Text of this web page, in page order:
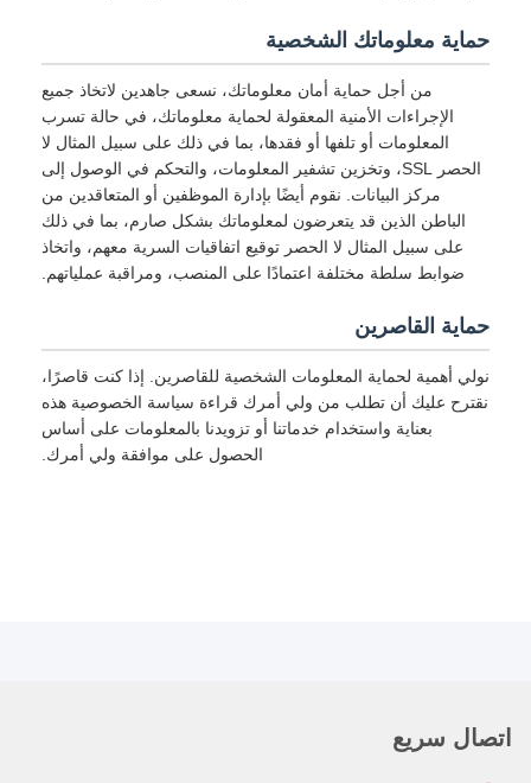
حماية معلوماتك الشخصية
من أجل حماية أمان معلوماتك، نسعى جاهدين لاتخاذ جميع
الإجراءات الأمنية المعقولة لحماية معلوماتك، في حالة تسرب
المعلومات أو تلفها أو فقدها، بما في ذلك على سبيل المثال لا
الحصر SSL، وتخزين تشفير المعلومات، والتحكم في الوصول إلى
مركز البيانات. نقوم أيضًا بإدارة الموظفين أو المتعاقدين من
الباطن الذين قد يتعرضون لمعلوماتك بشكل صارم، بما في ذلك
على سبيل المثال لا الحصر توقيع اتفاقيات السرية معهم، واتخاذ
ضوابط سلطة مختلفة اعتمادًا على المنصب، ومراقبة عملياتهم.
حماية القاصرين
نولي أهمية لحماية المعلومات الشخصية للقاصرين. إذا كنت قاصرًا،
نقترح عليك أن تطلب من ولي أمرك قراءة سياسة الخصوصية هذه
بعناية واستخدام خدماتنا أو تزويدنا بالمعلومات على أساس
الحصول على موافقة ولي أمرك.
اتصال سريع